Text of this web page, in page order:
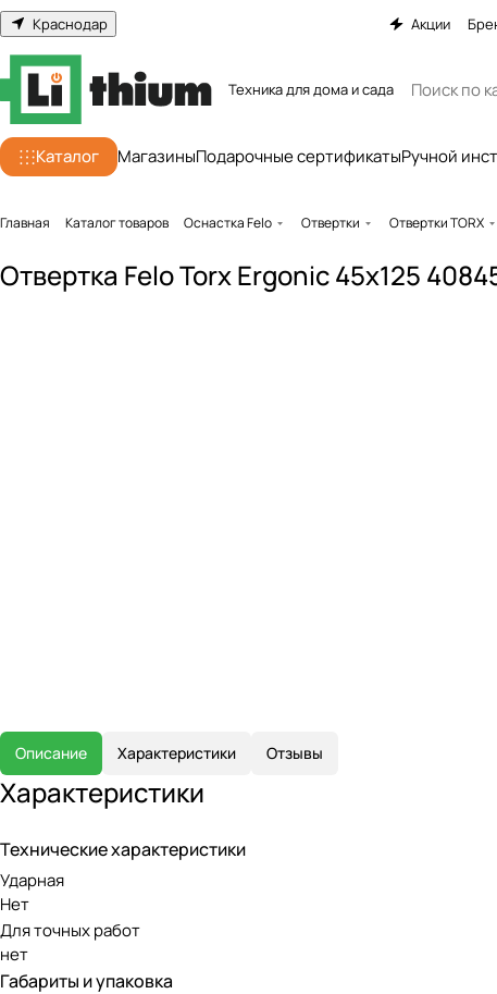
Краснодар Акции
Техника для дома и сада
Каталог МагазиныПодарочные сертификатыРучной
Главная Каталог товаров Оснастка Felo Отвертки Отвертки TORX
Отвертка Felo Torx Ergonic 45x125
Описание Характеристики Отзывы
Характеристики
Технические характеристики
Ударная
Нет
Для точных работ
нет
Габариты и упаковка